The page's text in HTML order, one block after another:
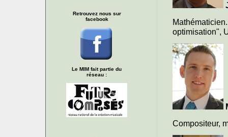
optimisation",
Compositeur,
Retrouvez nous sur
facebook
Le MIM fait partie du
réseau :